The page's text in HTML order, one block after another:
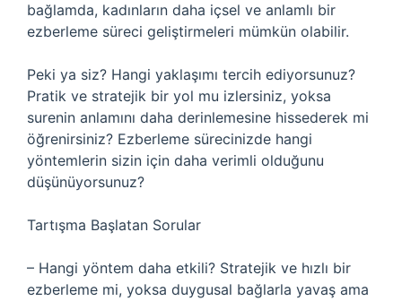
bağlamda, kadınların daha içsel ve anlamlı bir
ezberleme süreci geliştirmeleri mümkün olabilir.
Peki ya siz? Hangi yaklaşımı tercih ediyorsunuz?
Pratik ve stratejik bir yol mu izlersiniz, yoksa
surenin anlamını daha derinlemesine hissederek mi
öğrenirsiniz? Ezberleme sürecinizde hangi
yöntemlerin sizin için daha verimli olduğunu
düşünüyorsunuz?
Tartışma Başlatan Sorular
– Hangi yöntem daha etkili? Stratejik ve hızlı bir
ezberleme mi, yoksa duygusal bağlarla yavaş ama